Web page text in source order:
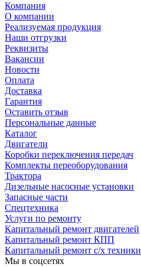
Компания
О компании
Реализуемая продукция
Наши отгрузки
Реквизиты
Вакансии
Новости
Оплата
Доставка
Гарантия
Оставить отзыв
Персональные данные
Каталог
Двигатели
Коробки переключения передач
Комплекты переоборудования
Трактора
Дизельные насосные установки
Запасные части
Спецтехника
Услуги по ремонту
Капитальный ремонт двигателей
Капитальный ремонт КПП
Капитальный ремонт с/х техники
Мы в соцсетях